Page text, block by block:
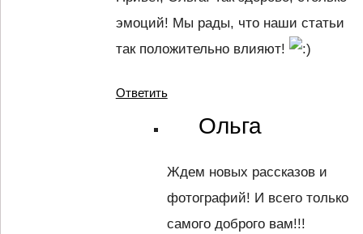
эмоций! Мы рады, что наши статьи
так положительно влияют!
Ответить
Ольга
Ждем новых рассказов и
фотографий! И всего только
самого доброго вам!!!